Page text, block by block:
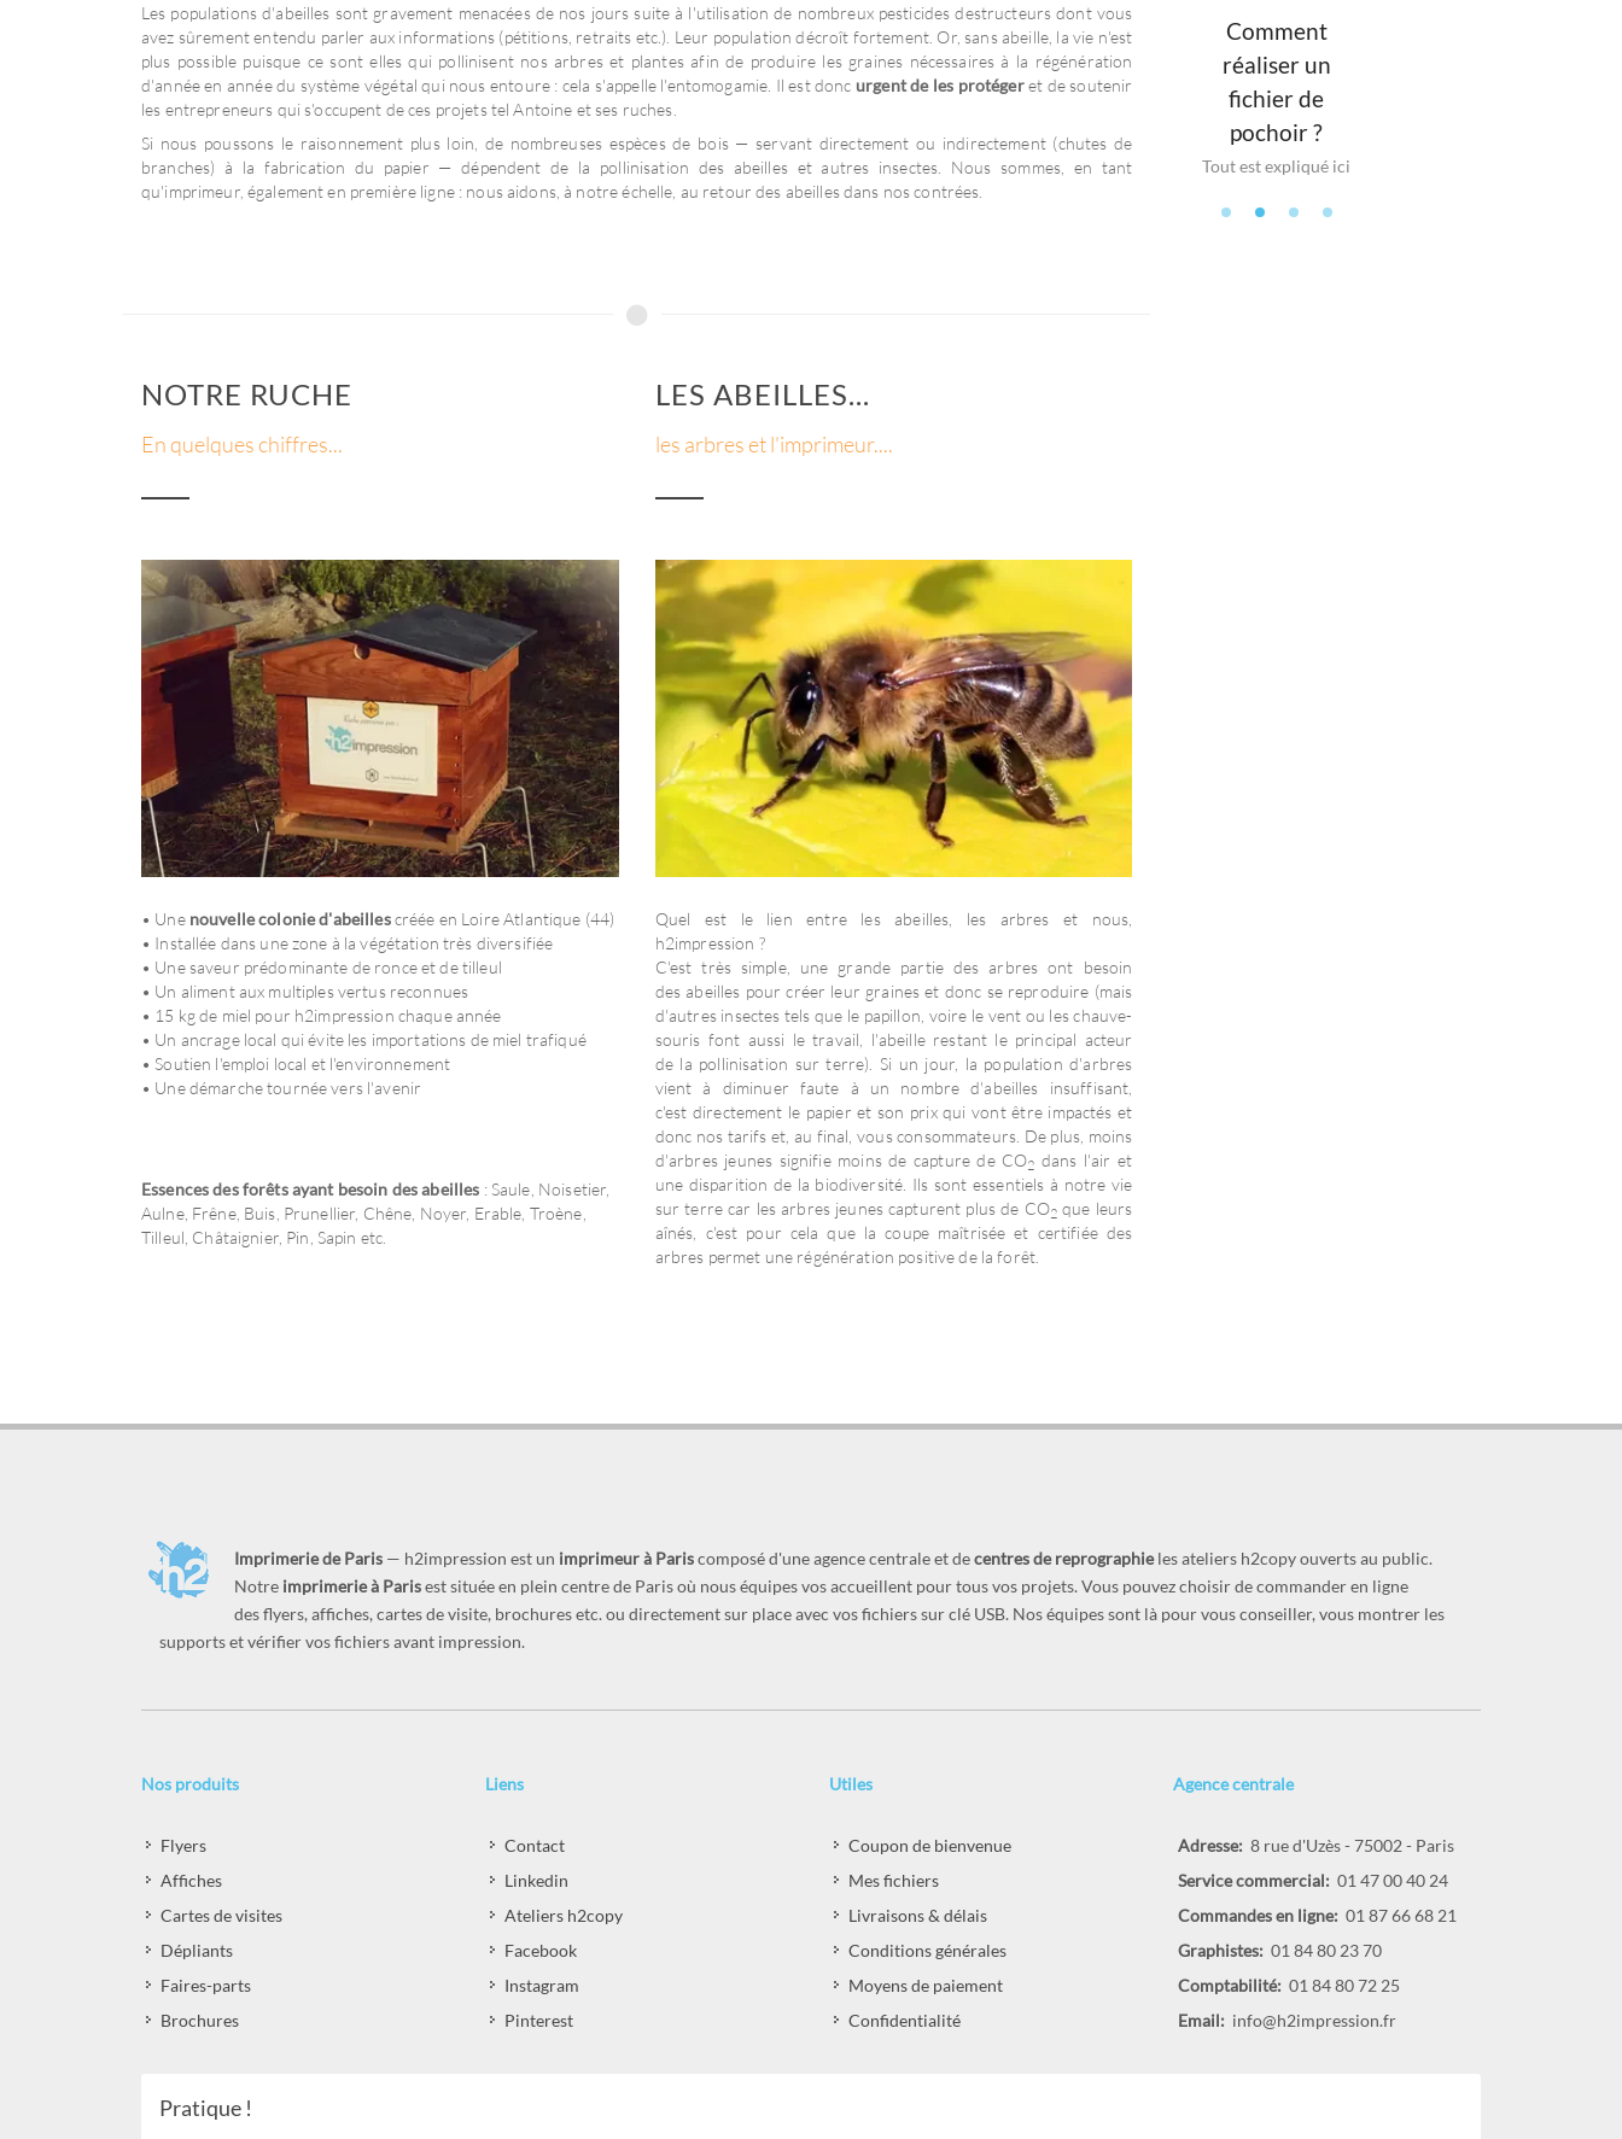
Les populations d'abeilles sont gravement menacées de nos jours suite à l'utilisation de nombreux pesticides destructeurs dont vous
avez sûrement entendu parler aux informations (pétitions, retraits etc.). Leur population décroît fortement. Or, sans abeille, la vie n'est
plus possible puisque ce sont elles qui pollinisent nos arbres et plantes afin de produire les graines nécessaires à la régénération
d'année en année du système végétal qui nous entoure : cela s'appelle l'entomogamie. Il est donc urgent de les protégeret de soutenir
les entrepreneurs qui s'occupent de ces projets tel Antoine et ses ruches.
Si nous poussons le raisonnement plus loin, de nombreuses espèces de bois — servant directement ou indirectement (chutes de
branches) à la fabrication du papier — dépendent de la pollinisation des abeilles et autres insectes. Nous sommes, en tant
qu'imprimeur, également en première ligne : nous aidons, à notre échelle, au retour des abeilles dans nos contrées.
NOTRE RUCHE
En quelques chiffres...
• Une nouvelle colonie d'abeillescréée en Loire Atlantique (44)
• Installée dans une zone à la végétation très diversifiée
• Une saveur prédominante de ronce et de tilleul
• Un aliment aux multiples vertus reconnues
• 15 kg de miel pour h2impression chaque année
• Un ancrage local qui évite les importations de miel trafiqué
• Soutien l'emploi local et l'environnement
• Une démarche tournée vers l'avenir
Essences des forêts ayant besoin des abeilles : Saule, Noisetier,
Aulne, Frêne, Buis, Prunellier, Chêne, Noyer, Erable, Troène,
Tilleul, Châtaignier, Pin, Sapin etc.
LES ABEILLES...
les arbres et l'imprimeur....
Quel est le lien entre les abeilles, les arbres et nous,
h2impression ?
C'est très simple, une grande partie des arbres ont besoin
des abeilles pour créer leur graines et donc se reproduire (mais
d'autres insectes tels que le papillon, voire le vent ou les chauve-
souris font aussi le travail, l'abeille restant le principal acteur
de la pollinisation sur terre). Si un jour, la population d'arbres
vient à diminuer faute à un nombre d'abeilles insuffisant,
c'est directement le papier et son prix qui vont être impactés et
donc nos tarifs et, au final, vous consommateurs. De plus, moins
d'arbres jeunes signifie moins de capture de CO2 dans l'air et
une disparition de la biodiversité. Ils sont essentiels à notre vie
sur terre car les arbres jeunes capturent plus de CO2 que leurs
aînés, c'est pour cela que la coupe maîtrisée et certifiée des
arbres permet une régénération positive de la forêt.
Stickers en
planche
Plusieurs visuels
prédécoupés
Nouveaux
papiers recyclés
Papier éco-
conçu en France
Comment
réaliser un
fichier de
pochoir ?
Tout est expliqué ici
Imprimerie de Paris — h2impression est un imprimeur à Pariscomposé d'une agence centrale et decentres de reprographieles ateliers h2copy ouverts au public.
Notre imprimerie à Parisest située en plein centre de Paris où nous équipes vos accueillent pour tous vos projets. Vous pouvez choisir de commander en ligne
des flyers, affiches, cartes de visite, brochures etc. ou directement sur place avec vos fichiers sur clé USB. Nos équipes sont là pour vous conseiller, vous montrer les
supports et vérifier vos fichiers avant impression.
Nos produits
Flyers
Affiches
Cartes de visites
Dépliants
Faires-parts
Brochures
Liens
Contact
Linkedin
Ateliers h2copy
Facebook
Instagram
Pinterest
Utiles
Coupon de bienvenue
Mes fichiers
Livraisons & délais
Conditions générales
Moyens de paiement
Confidentialité
Agence centrale
Adresse: 8 rue d'Uzès - 75002 - Paris
Service commercial: 01 47 00 40 24
Commandes en ligne: 01 87 66 68 21
Graphistes: 01 84 80 23 70
Comptabilité: 01 84 80 72 25
Email: info@h2impression.fr
Pratique !